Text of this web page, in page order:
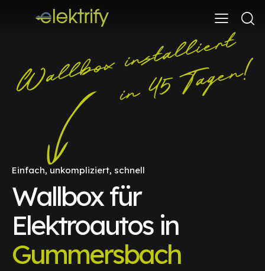
Einfach, unkompliziert, schnell
Wallbox für
Elektroautos in
Gummersbach